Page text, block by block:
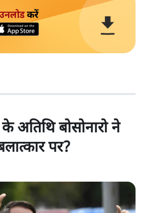
करें
अतिथि बोसोनारो ने
पर?